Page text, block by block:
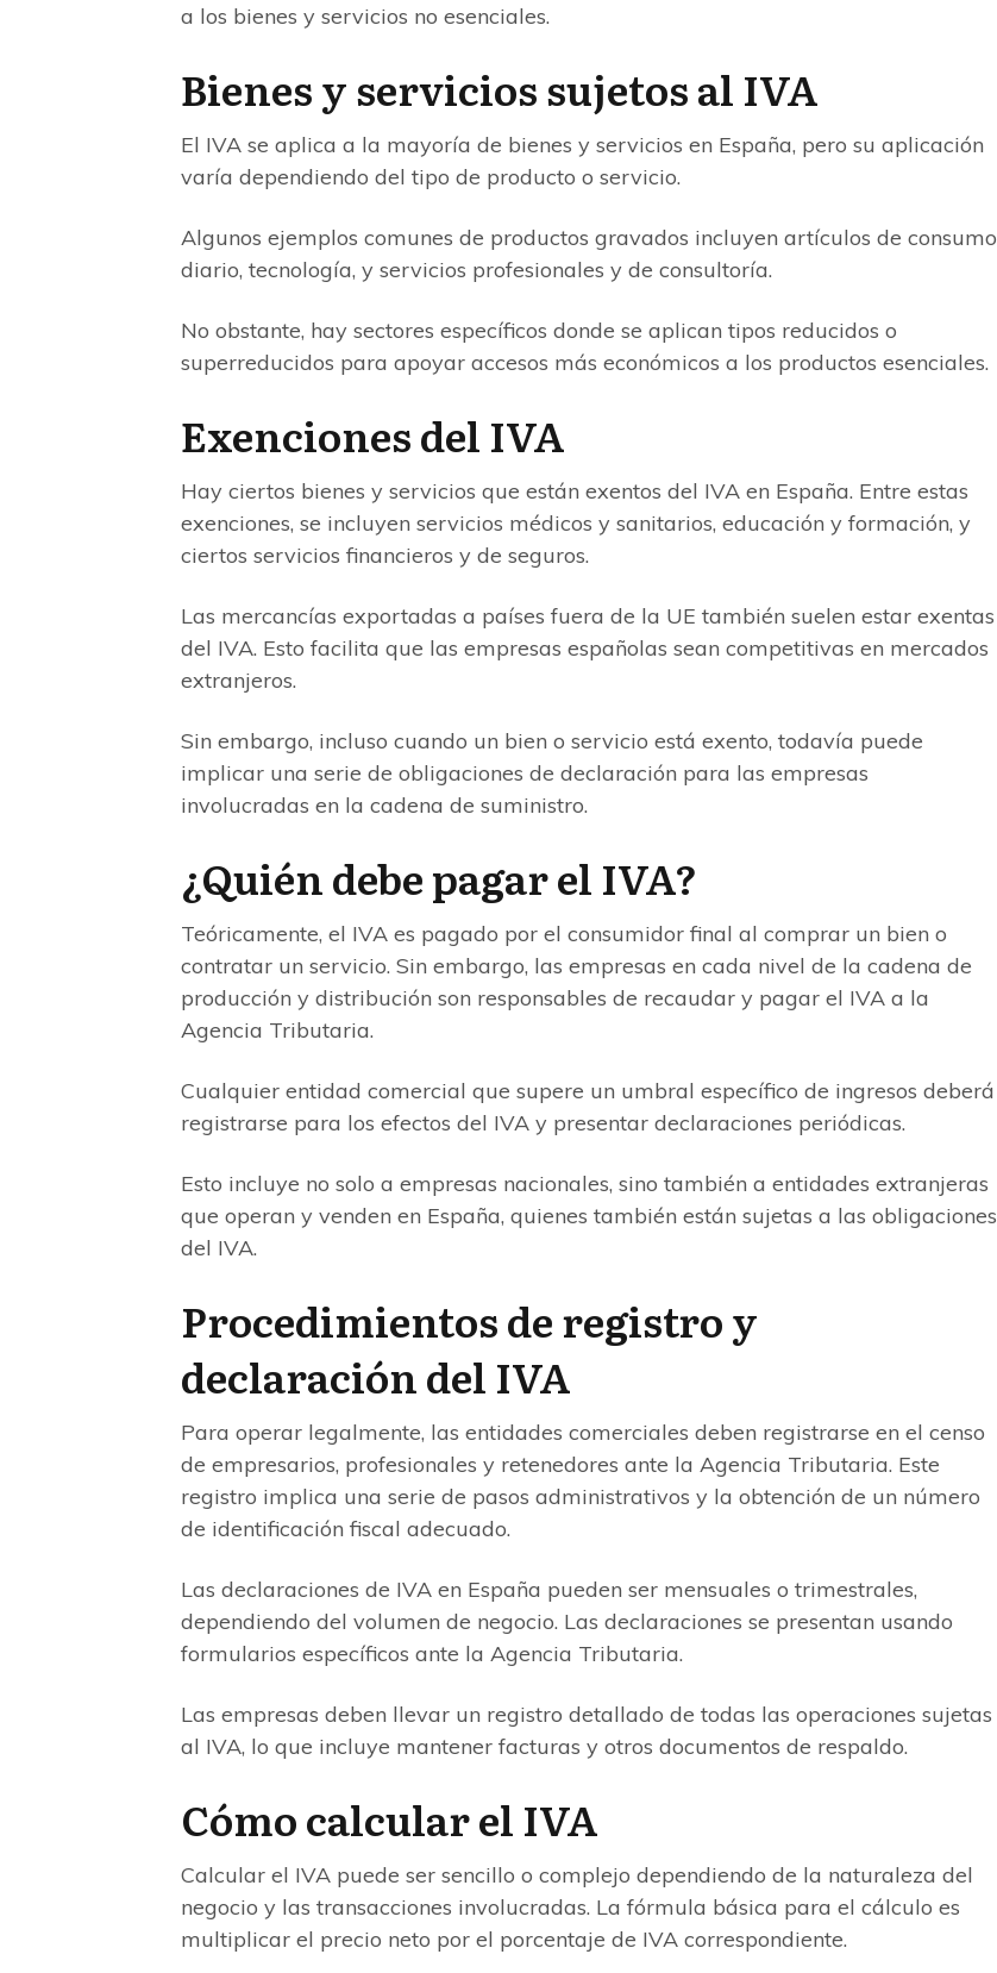
a los bienes y servicios no esenciales.
Bienes y servicios sujetos al IVA
El IVA se aplica a la mayoría de bienes y servicios en España, pero su aplicación
varía dependiendo del tipo de producto o servicio.
Algunos ejemplos comunes de productos gravados incluyen artículos de consumo
diario, tecnología, y servicios profesionales y de consultoría.
No obstante, hay sectores específicos donde se aplican tipos reducidos o
superreducidos para apoyar accesos más económicos a los productos esenciales.
Exenciones del IVA
Hay ciertos bienes y servicios que están exentos del IVA en España. Entre estas
exenciones, se incluyen servicios médicos y sanitarios, educación y formación, y
ciertos servicios financieros y de seguros.
Las mercancías exportadas a países fuera de la UE también suelen estar exentas
del IVA. Esto facilita que las empresas españolas sean competitivas en mercados
extranjeros.
Sin embargo, incluso cuando un bien o servicio está exento, todavía puede
implicar una serie de obligaciones de declaración para las empresas
involucradas en la cadena de suministro.
¿Quién debe pagar el IVA?
Teóricamente, el IVA es pagado por el consumidor final al comprar un bien o
contratar un servicio. Sin embargo, las empresas en cada nivel de la cadena de
producción y distribución son responsables de recaudar y pagar el IVA a la
Agencia Tributaria.
Cualquier entidad comercial que supere un umbral específico de ingresos deberá
registrarse para los efectos del IVA y presentar declaraciones periódicas.
Esto incluye no solo a empresas nacionales, sino también a entidades extranjeras
que operan y venden en España, quienes también están sujetas a las obligaciones
del IVA.
Procedimientos de registro y
declaración del IVA
Para operar legalmente, las entidades comerciales deben registrarse en el censo
de empresarios, profesionales y retenedores ante la Agencia Tributaria. Este
registro implica una serie de pasos administrativos y la obtención de un número
de identificación fiscal adecuado.
Las declaraciones de IVA en España pueden ser mensuales o trimestrales,
dependiendo del volumen de negocio. Las declaraciones se presentan usando
formularios específicos ante la Agencia Tributaria.
Las empresas deben llevar un registro detallado de todas las operaciones sujetas
al IVA, lo que incluye mantener facturas y otros documentos de respaldo.
Cómo calcular el IVA
Calcular el IVA puede ser sencillo o complejo dependiendo de la naturaleza del
negocio y las transacciones involucradas. La fórmula básica para el cálculo es
multiplicar el precio neto por el porcentaje de IVA correspondiente.